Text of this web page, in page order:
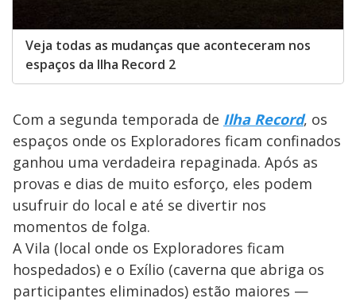
Veja todas as mudanças que aconteceram nos
espaços da Ilha Record 2
Com a segunda temporada de Ilha Record, os
espaços onde os Exploradores ficam confinados
ganhou uma verdadeira repaginada. Após as
provas e dias de muito esforço, eles podem
usufruir do local e até se divertir nos
momentos de folga.
A Vila (local onde os Exploradores ficam
hospedados) e o Exílio (caverna que abriga os
participantes eliminados) estão maiores —